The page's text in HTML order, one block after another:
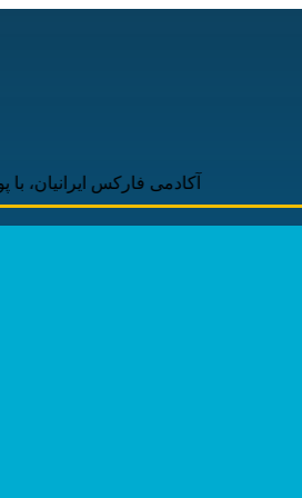
آکادمی فارکس ایرانیان، با پوشش